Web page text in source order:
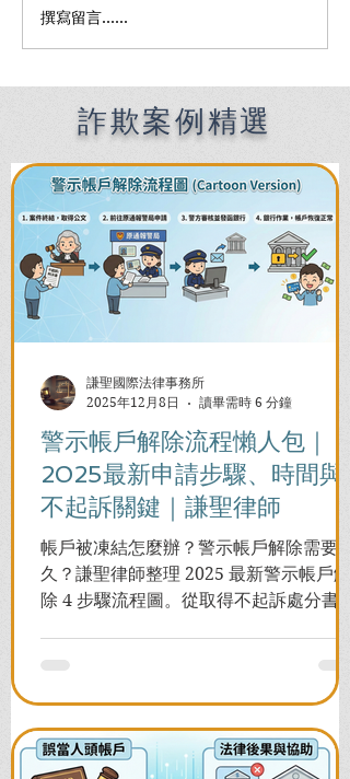
Premier English
Speaking Criminal
Filipinos in Taiwan:
Chien Sheng
International Law Firm
撰寫留言......
詐欺案例精選
警示帳戶解除流程懶人包｜
2025最新申請步驟、時間與
不起訴關鍵｜謙聖律師
帳戶被凍結怎麼辦？警示帳戶解除需要多
久？謙聖律師整理 2025 最新警示帳戶解
除 4 步驟流程圖。從取得不起訴處分書到
謙聖國際法律事務所
2025年12月8日
讀畢需時 6 分鐘